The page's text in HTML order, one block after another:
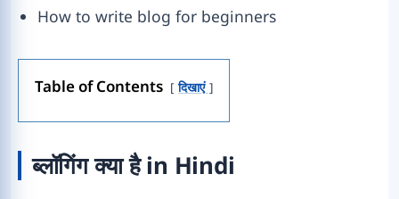
How to write blog for beginners
Table of Contents दिखाएं
ब्लॉगिंग क्या है in Hindi